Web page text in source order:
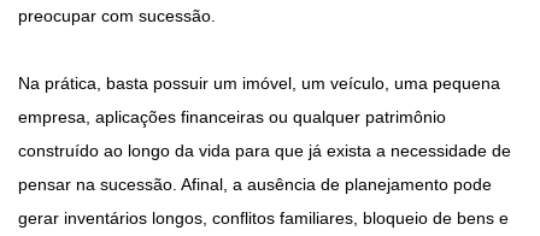
preocupar com sucessão.
Na prática, basta possuir um imóvel, um veículo, uma pequena
empresa, aplicações financeiras ou qualquer patrimônio
construído ao longo da vida para que já exista a necessidade de
pensar na sucessão. Afinal, a ausência de planejamento pode
gerar inventários longos, conflitos familiares, bloqueio de bens e